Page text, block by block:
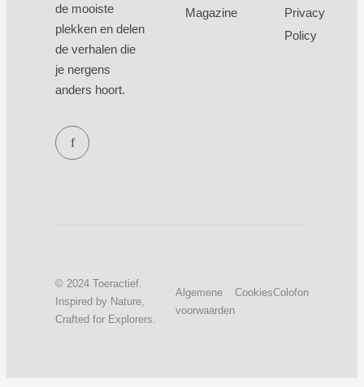
de mooiste
plekken en delen
de verhalen die
je nergens
anders hoort.
f
Magazine
Privacy
Policy
© 2024 Toeractief.
Inspired by Nature,
Crafted for Explorers.
Algemene
voorwaarden
CookiesColofon